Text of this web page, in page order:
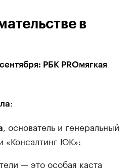
в
РБК PROмягкая
:
, основатель и генеральный
«Консалтинг ЮК»:
— это особая каста